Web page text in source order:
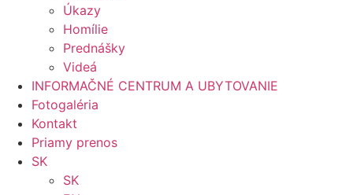
Úkazy
Homílie
Prednášky
Videá
INFORMAČNÉ CENTRUM A UBYTOVANIE
Fotogaléria
Kontakt
Priamy prenos
SK
SK